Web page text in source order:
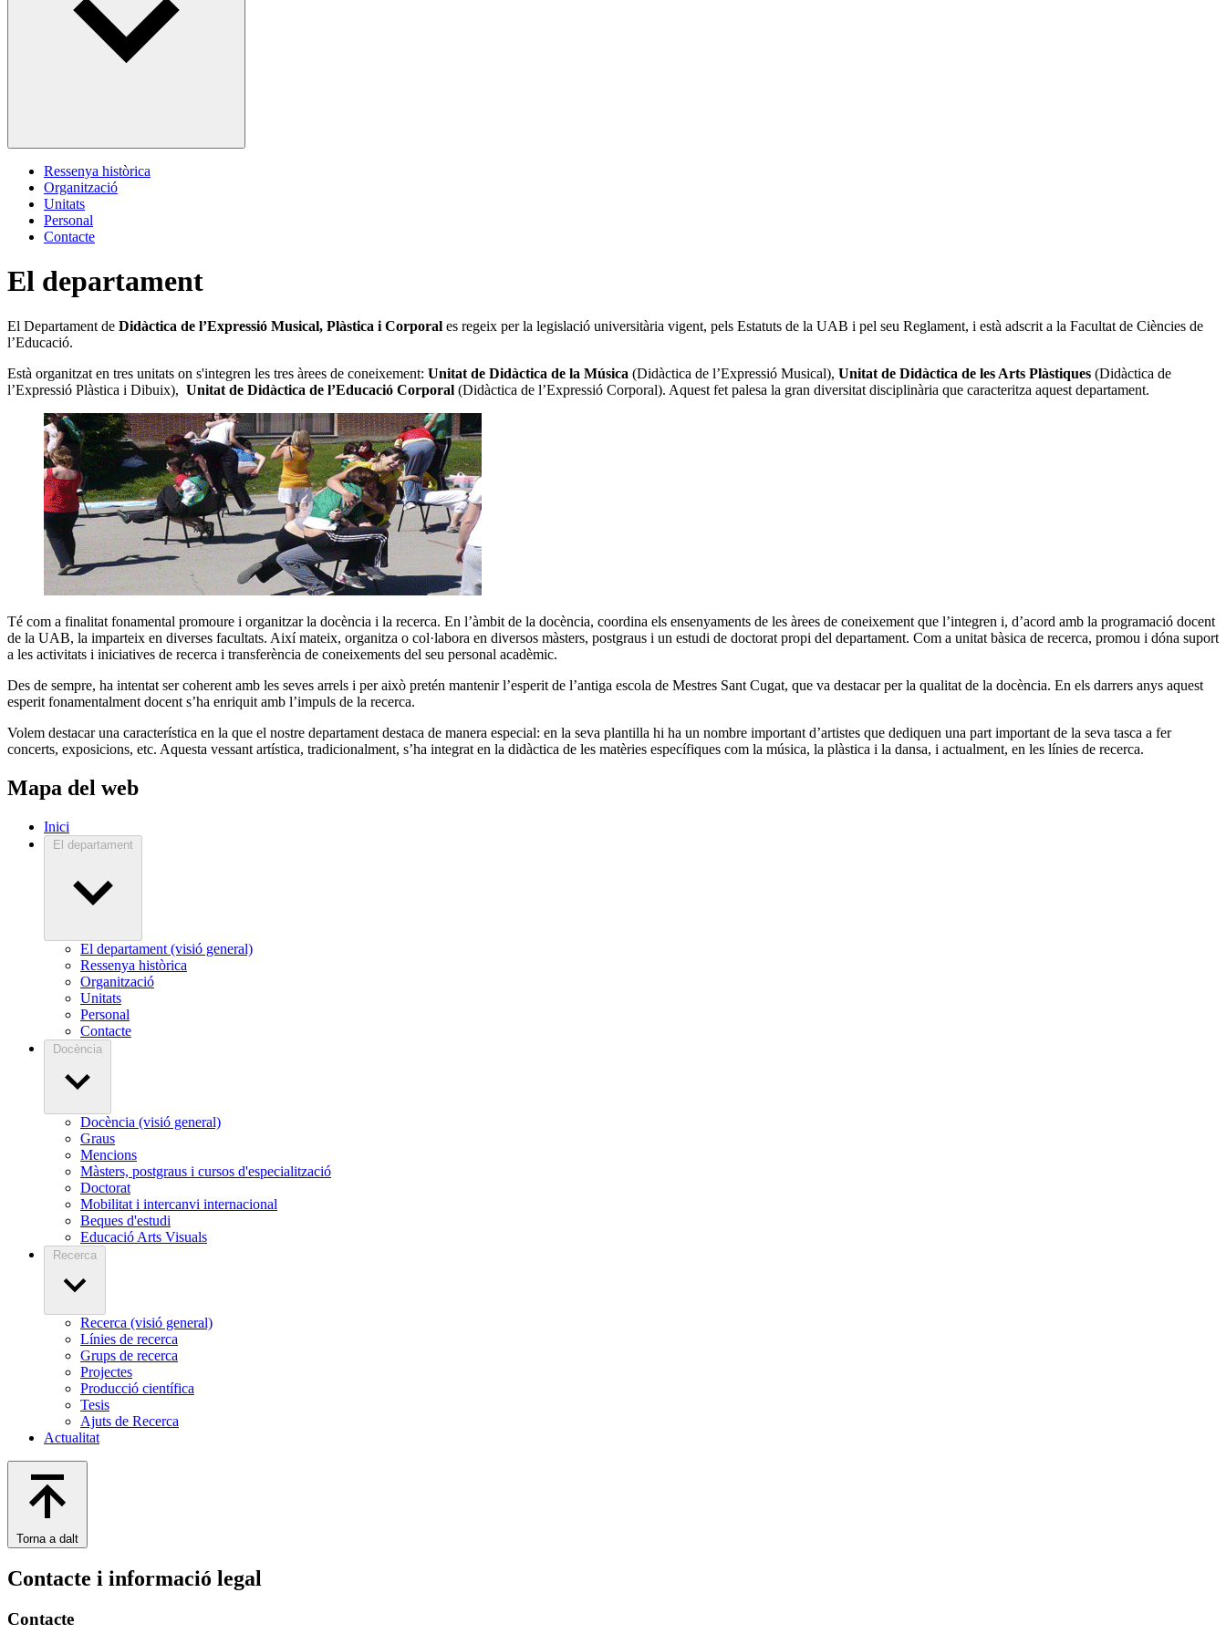
Ressenya històrica
Organització
Unitats
Personal
Contacte
El departament
El Departament de Didàctica de l’Expressió Musical, Plàstica i Corporal es regeix per la legislació universitària vigent, pels Estatuts de la UAB i pel seu Reglament, i està adscrit a la Facultat de Ciències de
l’Educació.
Està organitzat en tres unitats on s'integren les tres àrees de coneixement: Unitat de Didàctica de la Música (Didàctica de l’Expressió Musical), Unitat de Didàctica de les Arts Plàstiques (Didàctica de
l’Expressió Plàstica i Dibuix), Unitat de Didàctica de l’Educació Corporal (Didàctica de l’Expressió Corporal). Aquest fet palesa la gran diversitat disciplinària que caracteritza aquest departament.
Té com a finalitat fonamental promoure i organitzar la docència i la recerca. En l’àmbit de la docència, coordina els ensenyaments de les àrees de coneixement que l’integren i, d’acord amb la programació docent
de la UAB, la imparteix en diverses facultats. Així mateix, organitza o col·labora en diversos màsters, postgraus i un estudi de doctorat propi del departament. Com a unitat bàsica de recerca, promou i dóna suport
a les activitats i iniciatives de recerca i transferència de coneixements del seu personal acadèmic.
Des de sempre, ha intentat ser coherent amb les seves arrels i per això pretén mantenir l’esperit de l’antiga escola de Mestres Sant Cugat, que va destacar per la qualitat de la docència. En els darrers anys aquest
esperit fonamentalment docent s’ha enriquit amb l’impuls de la recerca.
Volem destacar una característica en la que el nostre departament destaca de manera especial: en la seva plantilla hi ha un nombre important d’artistes que dediquen una part important de la seva tasca a fer
concerts, exposicions, etc. Aquesta vessant artística, tradicionalment, s’ha integrat en la didàctica de les matèries específiques com la música, la plàstica i la dansa, i actualment, en les línies de recerca.
Mapa del web
Inici
El departament
El departament (visió general)
Ressenya històrica
Organització
Unitats
Personal
Contacte
Docència
Docència (visió general)
Graus
Mencions
Màsters, postgraus i cursos d'especialització
Doctorat
Mobilitat i intercanvi internacional
Beques d'estudi
Educació Arts Visuals
Recerca
Recerca (visió general)
Línies de recerca
Grups de recerca
Projectes
Producció científica
Tesis
Ajuts de Recerca
Actualitat
Torna a dalt
Contacte i informació legal
Contacte